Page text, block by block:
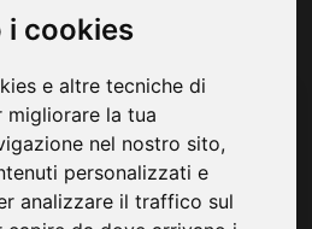
i cookies
e altre tecniche di
la tua
nel nostro sito,
personalizzati e
analizzare il traffico sul
Cerca eventi